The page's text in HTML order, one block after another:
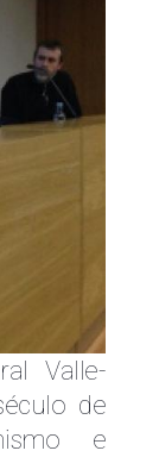
Valle-
de
e